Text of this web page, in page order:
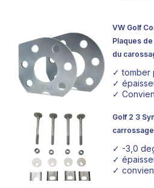
que tu reçoives exactement le
parfaitement aux besoins de
profonde expertise et sa longue
domaine de l'ingénierie
solutions de haute qualité. Elles
meilleure stabilité dans les
performances au niveau
possibilités spécifiques de
carrossage offertes par
Epytec
aider ton véhicule à atteindre de
VW Golf
Plaques
du
✓ tomber
✓
✓
Golf 2 3
✓ -3,0
✓
✓